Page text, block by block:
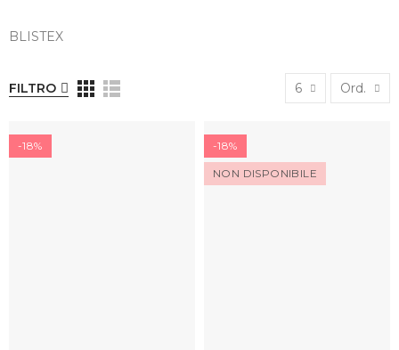
BLISTEX
FILTRO 6 Ord.
-18% -18%
NON DISPONIBILE